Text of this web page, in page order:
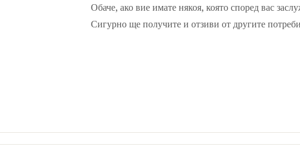
Обаче, ако вие имате някоя, която според вас
Сигурно ще получите и отзиви от другите